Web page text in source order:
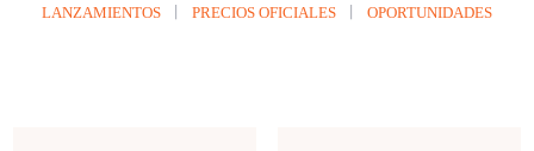
LANZAMIENTOS PRECIOS OFICIALES OPORTUNIDADES